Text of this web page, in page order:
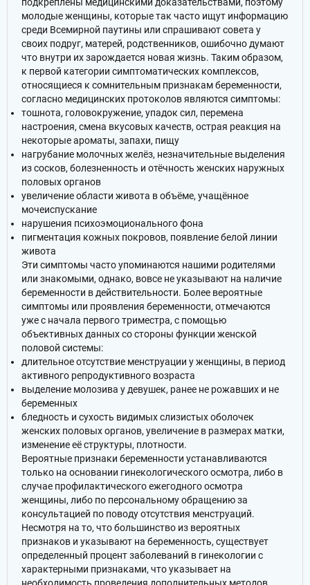
молодые женщины, которые так часто ищут информацию
среди Всемирной паутины или спрашивают совета у
своих подруг, матерей, родственников, ошибочно думают
что внутри их зарождается новая жизнь. Таким образом,
к первой категории симптоматических комплексов,
относящиеся к сомнительным признакам беременности,
согласно медицинских протоколов являются симптомы:
тошнота, головокружение, упадок сил, перемена
настроения, смена вкусовых качеств, острая реакция на
некоторые ароматы, запахи, пищу
нагрубание молочных желёз, незначительные выделения
из сосков, болезненность и отёчность женских наружных
половых органов
увеличение области живота в объёме, учащённое
мочеиспускание
нарушения психоэмоционального фона
пигментация кожных покровов, появление белой линии
живота
Эти симптомы часто упоминаются нашими родителями
или знакомыми, однако, вовсе не указывают на наличие
беременности в действительности. Более вероятные
симптомы или проявления беременности, отмечаются
уже с начала первого триместра, с помощью
объективных данных со стороны функции женской
половой системы:
длительное отсутствие менструации у женщины, в период
активного репродуктивного возраста
выделение молозива у девушек, ранее не рожавших и не
беременных
бледность и сухость видимых слизистых оболочек
женских половых органов, увеличение в размерах матки,
изменение её структуры, плотности.
Вероятные признаки беременности устанавливаются
только на основании гинекологического осмотра, либо в
случае профилактического ежегодного осмотра
женщины, либо по персональному обращению за
консультацией по поводу отсутствия менструаций.
Несмотря на то, что большинство из вероятных
признаков и указывают на беременность, существует
определенный процент заболеваний в гинекологии с
характерными признаками, что указывает на